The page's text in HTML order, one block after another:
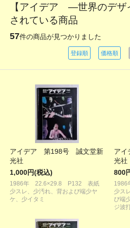
【アイデア ―世界のデ
されている商品
57件の商品が見つかりました
登録順 価格順
アイデア 第198号 誠文堂新
光社
1,000円(税込)
1986年 22.6×29.8 P132 表紙
少スレ、少汚れ、背および端少ヤ
ケ、少イタミ
ア
光社
800
少ス
び端
ジ波